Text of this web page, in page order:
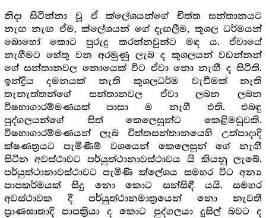
නිදා සිටින්නා වූ ඒ ක්ලේශයන්ගේ චිත්ත සන්තානයට
නැඟ නැඟ ඒම, ක්ලේශයන් ගේ දැඟලීම, කුශල ධර්මයන්
බොහෝ කොට පුරුදු කරන්නවුන්ට මඳ ය. ඒවායේ
නැගීමට හේතු වන අරමුණු ලැබ ද කුශලයන් වඩන්නන්
ගේ සන්තානවල නොයෙක් විට ඒවා නො නැඟී ද සිටිති.
ඉන්ද්‍රිය දමනයක් නැති කුශලධර්ම වැඩීමක් නැති
තැනැත්තන්ගේ සන්තානවල ඒවා ලබන ලබන
විෂභාගාරම්මණයක් පාසා ම නැගී එති. එබඳු
පුද්ගලයන්ගේ සිත් කෙලෙසුන්ට කෙළිමඩුවකි.
විෂභාගාරම්මණයන් ලැබ චිත්තසන්තානයෙහි උත්පාදාදි
ක්ෂණත්‍ර‍යට පැමිණීම් වශයෙන් කෙලෙසුන් ගේ නැඟී
සිටින අවස්ථාවට පර්යුත්ථානාවස්ථාවය යි කියනු ලැබේ.
පර්යුත්ථානාවස්ථාවට පැමිණි ක්ලේශය සමහර විට අන්‍ය
පාපකර්මයක් සිදු නො කොට සන්සිඳී යයි. සමහර
අවස්ථාවක දී පර්යුත්ථානමාත්‍රයෙන් නො නැවතී
ප්‍රාණඝාතාදි පාපක්‍රියා ද කොට පුද්ගලයා දුසිල් බවට ද